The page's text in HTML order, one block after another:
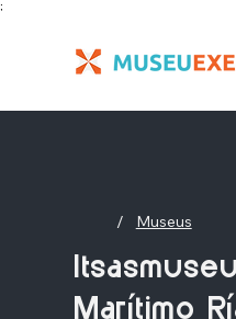
;
/ Museus
Marítimo